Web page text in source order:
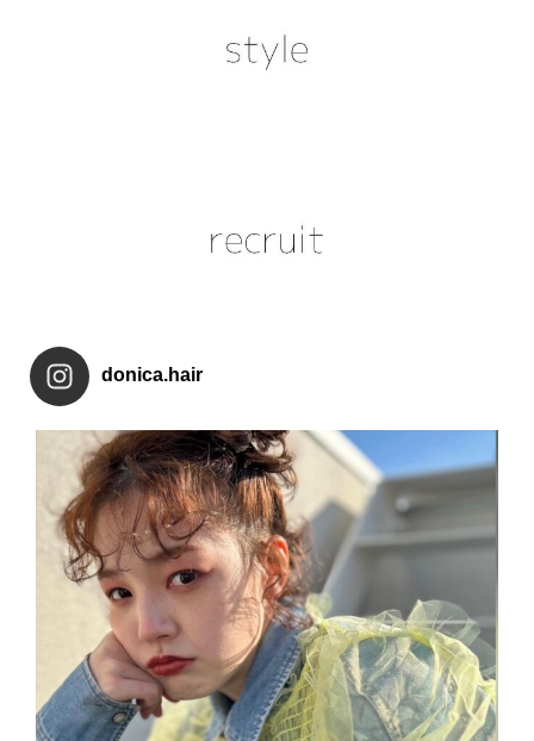
donica.hair